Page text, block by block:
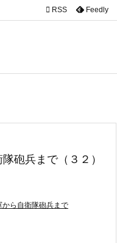

検索
 RSS Feedly
砲兵まで（３２）
ら自衛隊砲兵まで